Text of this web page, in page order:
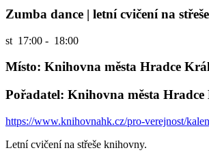
Zumba dance | letní cvičení na
st 17:00 - 18:00
Místo: Knihovna města Hradce
Pořadatel: Knihovna města Hradce
https://www.knihovnahk.cz/pro-verejnost/
Letní cvičení na střeše knihovny.